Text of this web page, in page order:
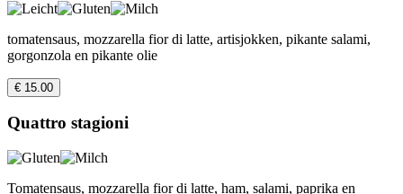
tomatensaus, mozzarella fior di latte, artisjokken, pikante salami,
gorgonzola en pikante olie
€ 15.00
Quattro stagioni
Tomatensaus, mozzarella fior di latte, ham, salami, paprika en